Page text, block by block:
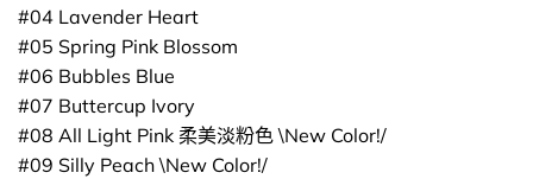
#04 Lavender Heart
#05 Spring Pink Blossom
#06 Bubbles Blue
#07 Buttercup Ivory
#08 All Light Pink 柔美淡粉色 \New Color!/
#09 Silly Peach \New Color!/